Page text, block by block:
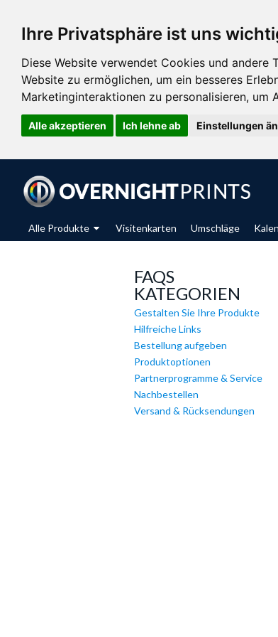
Ihre Privatsphäre ist uns
Diese Website verwendet Cookies und andere
Website zu ermöglichen, um ein besseres
Marketinginteraktionen zu personalisieren, um
Alle akzeptieren Ich lehne ab Einstellungen
Alle Produkte Visitenkarten Umschläge
FAQS
KATEGORIEN
Gestalten Sie Ihre Produkte
Hilfreiche Links
Bestellung aufgeben
Produktoptionen
Partnerprogramme & Service
Nachbestellen
Versand & Rücksendungen